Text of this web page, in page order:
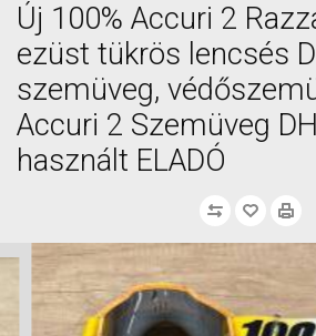
Új 100% Accuri 2
ezüst tükrös lencsés
szemüveg,
Accuri 2 Szemüveg
használt ELADÓ